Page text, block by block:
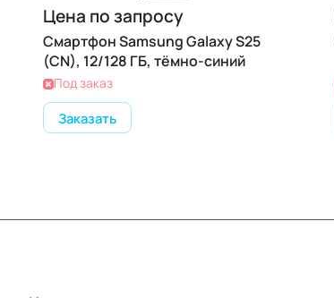
Цена по запросу
Смартфон Samsung Galaxy S25
(CN), 12/128 ГБ, тёмно-синий
Под заказ
Заказать